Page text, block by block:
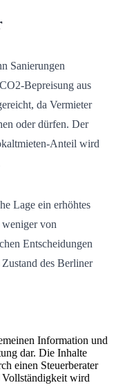
Sanierungen
Bepreisung aus
da Vermieter
oder dürfen. Der
Anteil wird
Lage ein erhöhtes
von
Entscheidungen
des Berliner
Information und
dar. Die Inhalte
einen Steuerberater
wird